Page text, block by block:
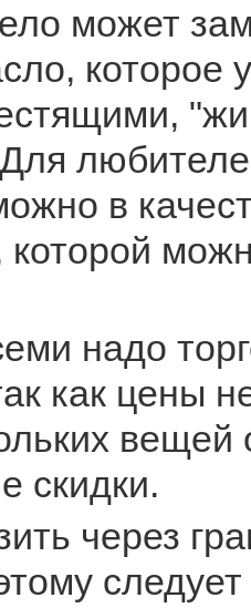
может
которое
Для
в
которой
надо
как цены
вещей
скидки.
через